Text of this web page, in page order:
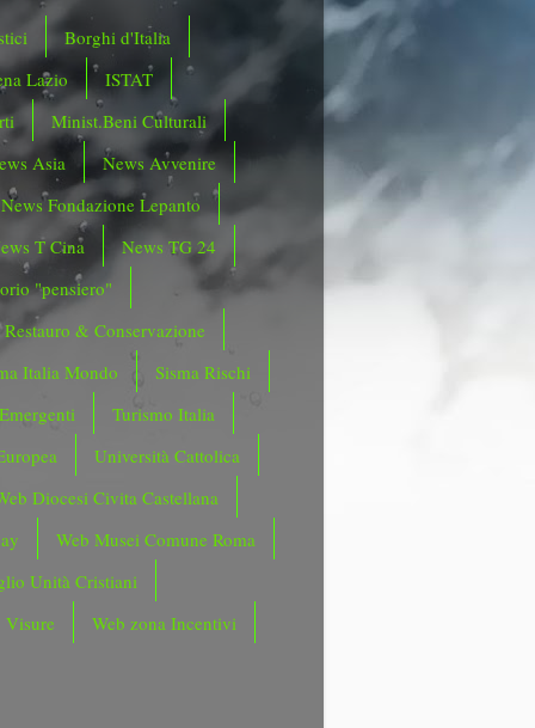
Borghi d'Italia
Lazio
ISTAT
Minist.Beni Culturali
Asia
News Avvenire
News Fondazione Lepanto
T Cina
News TG 24
"pensiero"
Restauro & Conservazione
Italia Mondo
Sisma Rischi
Turismo Italia
Università Cattolica
Diocesi Civita Castellana
Web Musei Comune Roma
Unità Cristiani
Visure
Web zona Incentivi